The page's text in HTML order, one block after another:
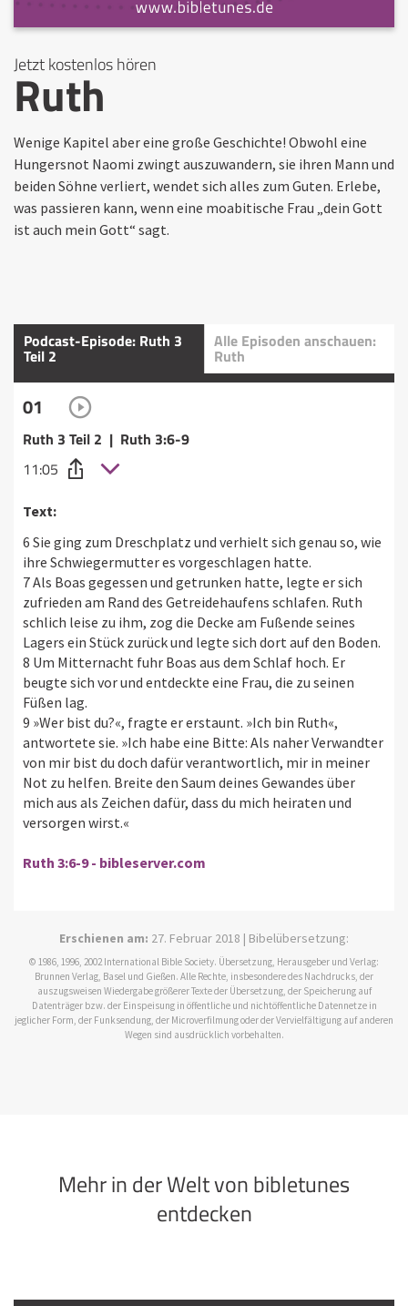
Jetzt kostenlos hören
Ruth
Wenige Kapitel aber eine große Geschichte! Obwohl eine
Hungersnot Naomi zwingt auszuwandern, sie ihren Mann und
beiden Söhne verliert, wendet sich alles zum Guten. Erlebe,
was passieren kann, wenn eine moabitische Frau „dein Gott
ist auch mein Gott“ sagt.
Podcast-Episode: Ruth 3
Teil 2
Alle Episoden anschauen:
Ruth
01
Ruth 3 Teil 2 | Ruth 3:6-9
11:05
Text:
6 Sie ging zum Dreschplatz und verhielt sich genau so, wie
ihre Schwiegermutter es vorgeschlagen hatte.
7 Als Boas gegessen und getrunken hatte, legte er sich
zufrieden am Rand des Getreidehaufens schlafen. Ruth
schlich leise zu ihm, zog die Decke am Fußende seines
Lagers ein Stück zurück und legte sich dort auf den Boden.
8 Um Mitternacht fuhr Boas aus dem Schlaf hoch. Er
beugte sich vor und entdeckte eine Frau, die zu seinen
Füßen lag.
9 »Wer bist du?«, fragte er erstaunt. »Ich bin Ruth«,
antwortete sie. »Ich habe eine Bitte: Als naher Verwandter
von mir bist du doch dafür verantwortlich, mir in meiner
Not zu helfen. Breite den Saum deines Gewandes über
mich aus als Zeichen dafür, dass du mich heiraten und
versorgen wirst.«
Ruth 3:6-9 - bibleserver.com
Erschienen am: 27. Februar 2018 | Bibelübersetzung:
© 1986, 1996, 2002 International Bible Society. Übersetzung, Herausgeber und Verlag:
Brunnen Verlag, Basel und Gießen. Alle Rechte, insbesondere des Nachdrucks, der
auszugsweisen Wiedergabe größerer Texte der Übersetzung, der Speicherung auf
Datenträger bzw. der Einspeisung in öffentliche und nichtöffentliche Datennetze in
jeglicher Form, der Funksendung, der Microverfilmung oder der Vervielfältigung auf anderen
Wegen sind ausdrücklich vorbehalten.
Mehr in der Welt von bibletunes
entdecken